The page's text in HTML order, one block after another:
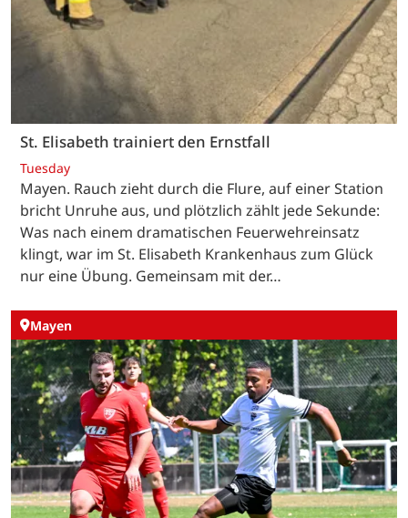
St. Elisabeth trainiert den Ernstfall
Tuesday
Mayen. Rauch zieht durch die Flure, auf einer Station
bricht Unruhe aus, und plötzlich zählt jede Sekunde:
Was nach einem dramatischen Feuerwehreinsatz
klingt, war im St. Elisabeth Krankenhaus zum Glück
nur eine Übung. Gemeinsam mit der…
Mayen